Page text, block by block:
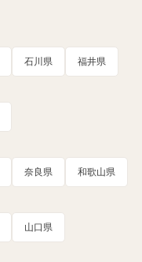
石川県 福井県
奈良県 和歌山県
山口県